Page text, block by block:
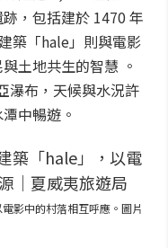
，包括建於 1470 年
築「hale」則與電影
土地共生的智慧 。
瀑布，天候與水況許
中暢遊。
影中的村落相互呼應。圖片